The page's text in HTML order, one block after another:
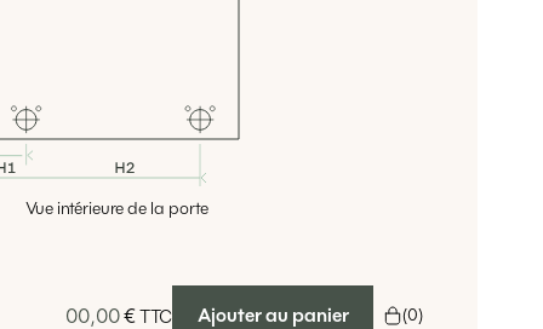
Vue intérieure de la porte
00,00€TTC Ajouter au panier (0)